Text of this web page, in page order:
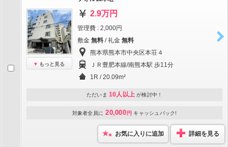
もっと見る
2.9万円
管理費 : 2,000円
敷金 無料 / 礼金 無料
熊本県熊本市中央区本荘４
ＪＲ豊肥本線/南熊本駅 歩11分
1R / 20.09m²
ただいま 10人以上 が検討中！
対象者全員に 20,000 円 キャッシュバック!
お気に入りに追加 詳細を見る